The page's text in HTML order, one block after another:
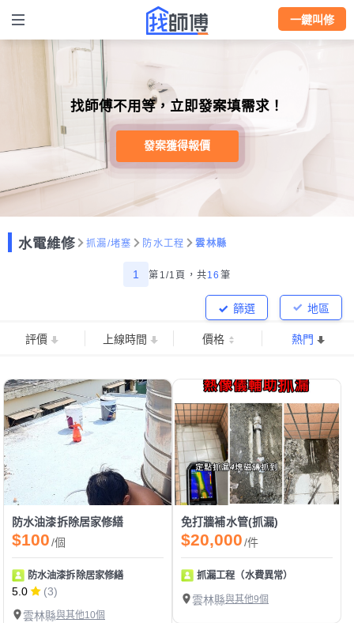
一鍵叫修
找師傅不用等，立即發案填需求！
發案獲得報價
水電維修 抓漏/堵塞 防水工程 雲林縣
1 第1/1頁， 共16 筆
地區
篩選
評價 上線時間 價格 熱門
防水油漆拆除居家修繕
$100/個
防水油漆拆除居家修繕
5.0
(3)
雲林縣與其他10個
免打牆補水管(抓漏)
$20,000/件
抓漏工程（水費異常）
雲林縣與其他9個